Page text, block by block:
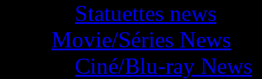
Statuettes news
Movie/Séries News
Ciné/Blu-ray News